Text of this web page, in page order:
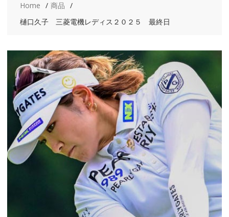
Home
商品
樋口久子 三菱電機レディス２０２５ 最終日